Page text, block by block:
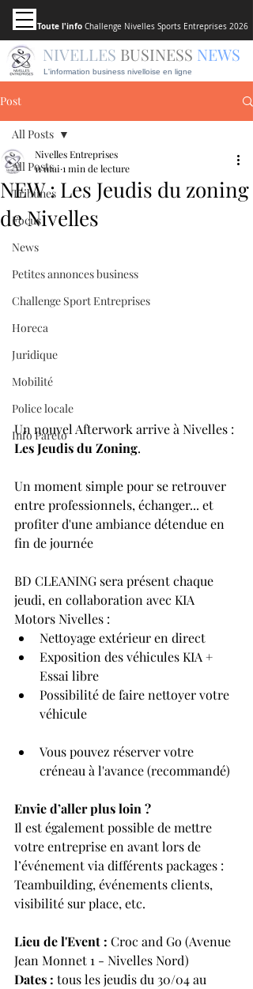
Toute l'info Challenge Nivelles Sports Entreprises 2026
L'information business nivelloise en ligne
NIVELLES BUSINESS NEWS
Post
All Posts
Tribunes
Focus
News
Petites annonces business
Challenge Sport Entreprises
Horeca
Juridique
Mobilité
Police locale
Info Pareto
All Posts
NEW : Les Jeudis du zoning
de Nivelles
Nivelles Entreprises
11 mai 1 min de lecture
Un nouvel Afterwork arrive à Nivelles :
Les Jeudis du Zoning.
Un moment simple pour se retrouver
entre professionnels, échanger... et
profiter d'une ambiance détendue en
fin de journée
BD CLEANING sera présent chaque
jeudi, en collaboration avec KIA
Motors Nivelles :
Nettoyage extérieur en direct
Exposition des véhicules KIA +
Essai libre
Possibilité de faire nettoyer votre
véhicule
Vous pouvez réserver votre
créneau à l'avance (recommandé)
Envie d’aller plus loin ?
Il est également possible de mettre
votre entreprise en avant lors de
l’événement via différents packages :
Teambuilding, événements clients,
visibilité sur place, etc.
Lieu de l'Event : Croc and Go (Avenue
Jean Monnet 1 - Nivelles Nord)
Dates : tous les jeudis du 30/04 au